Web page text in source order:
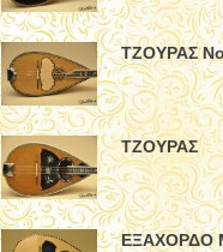
ΤΖΟΥΡΑΣ
ΤΖΟΥΡΑΣ
ΕΞΑΧΟΡΔΟ